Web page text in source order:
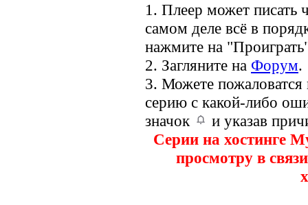
1. Плеер может писать
самом деле всё в
нажмите на
2. Загляните на Форум.
3. Можете
серию с какой-либо
значок
и указав
Серии на хостинге
просмотру в